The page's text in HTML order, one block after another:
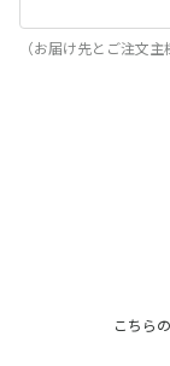
（お届け先とご注文
こちら